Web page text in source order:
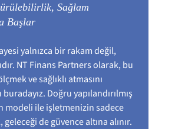
Sağlam
Başlar
yalnızca bir rakam değil,
NT Finans Partners olarak, bu
ve sağlıklı atmasını
Doğru yapılandırılmış
modeli ile işletmenizin sadece
de güvence altına alınır.